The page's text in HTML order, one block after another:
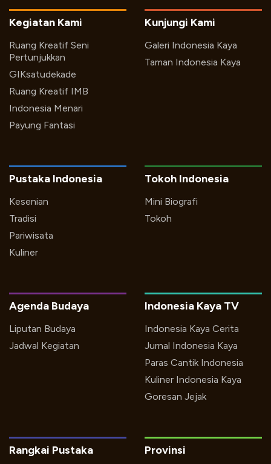
Kegiatan Kami
Ruang Kreatif Seni
Pertunjukkan
GIKsatudekade
Ruang Kreatif IMB
Indonesia Menari
Payung Fantasi
Kunjungi Kami
Galeri Indonesia Kaya
Taman Indonesia Kaya
Pustaka Indonesia
Kesenian
Tradisi
Pariwisata
Kuliner
Tokoh Indonesia
Mini Biografi
Tokoh
Indonesia Kaya TV
Indonesia Kaya Cerita
Jurnal Indonesia Kaya
Paras Cantik Indonesia
Kuliner Indonesia Kaya
Goresan Jejak
Agenda Budaya
Liputan Budaya
Jadwal Kegiatan
Rangkai Pustaka Provinsi